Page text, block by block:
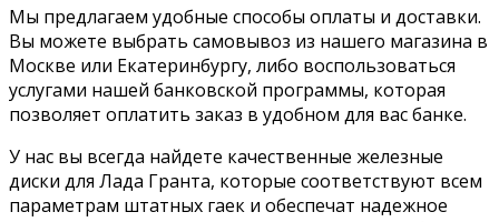
Мы предлагаем удобные способы оплаты и доставки.
Вы можете выбрать самовывоз из нашего магазина в
Москве или Екатеринбургу, либо воспользоваться
услугами нашей банковской программы, которая
позволяет оплатить заказ в удобном для вас банке.
У нас вы всегда найдете качественные железные
диски для Лада Гранта, которые соответствуют всем
параметрам штатных гаек и обеспечат надежное